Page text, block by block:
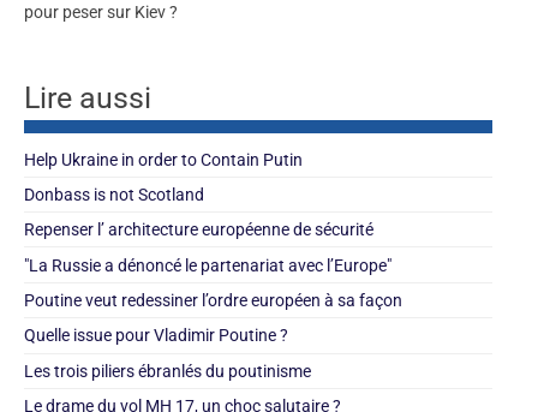
pour peser sur Kiev ?
Lire aussi
Help Ukraine in order to Contain Putin
Donbass is not Scotland
Repenser l’ architecture européenne de sécurité
"La Russie a dénoncé le partenariat avec l’Europe"
Poutine veut redessiner l’ordre européen à sa façon
Quelle issue pour Vladimir Poutine ?
Les trois piliers ébranlés du poutinisme
Le drame du vol MH 17, un choc salutaire ?